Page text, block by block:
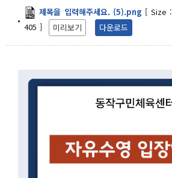
제목을 입력해주세요. (5).png [ Size
405 ] 미리보기 다운로드